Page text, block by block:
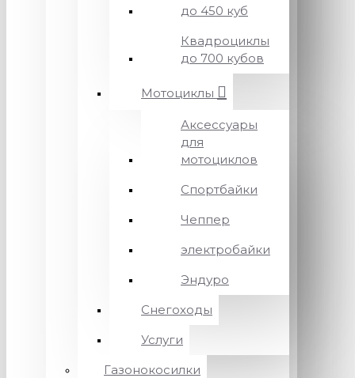
до 450 куб
Квадроциклы
до 700 кубов
Мотоциклы
Аксессуары
для
мотоциклов
Спортбайки
Чеппер
электробайки
Эндуро
Снегоходы
Услуги
Газонокосилки